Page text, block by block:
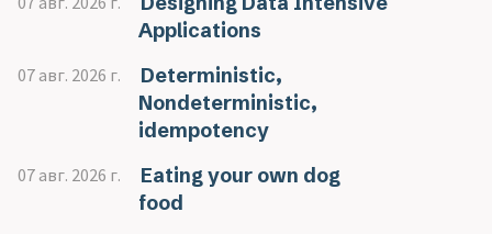
Applications
07 авг. 2026 г.
Deterministic,
Nondeterministic,
idempotency
07 авг. 2026 г.
Eating your own dog
food